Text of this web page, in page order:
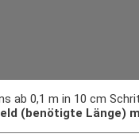
ab 0,1 m in 10 cm
(benötigte Länge)